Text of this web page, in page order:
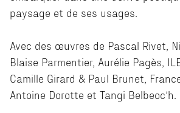
paysage et de ses usages.
Avec des œuvres de Pascal Rivet,
Blaise Parmentier, Aurélie Pagès,
Camille Girard & Paul Brunet,
Antoine Dorotte et Tangi Belbeoc’h.